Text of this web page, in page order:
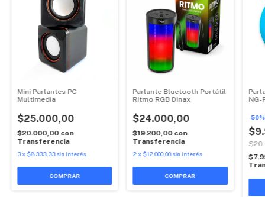
Mini Parlantes PC
Multimedia
$25.000,00
$20.000,00 con
Transferencia
3x $8.333,33 sin interés
Parlante Bluetooth Portátil
Ritmo RGB Dinax
$24.000,00
$19.200,00 con
Transferencia
2 x $12.000,00 sin interés
NG-
-50